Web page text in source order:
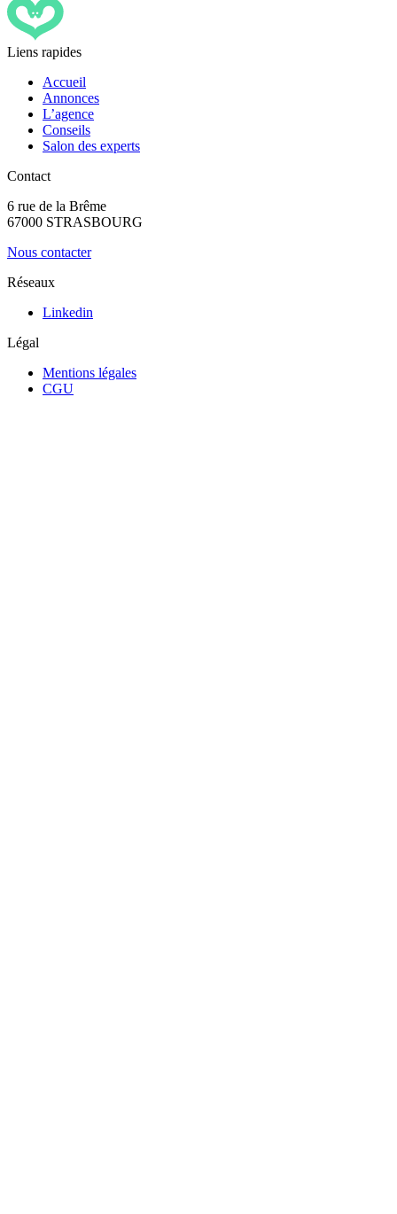
Liens rapides
Accueil
Annonces
L’agence
Conseils
Salon des experts
Contact
6 rue de la Brême
67000 STRASBOURG
Nous contacter
Réseaux
Linkedin
Légal
Mentions légales
CGU